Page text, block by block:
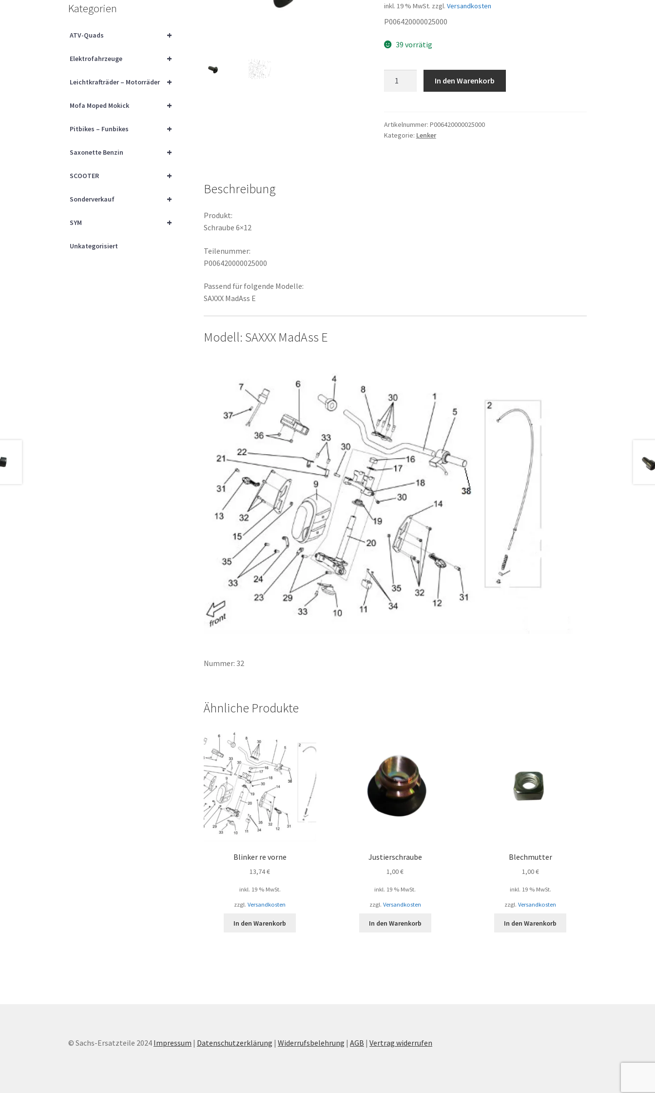
inkl. 19 % MwSt. zzgl. Versandkosten
P006420000025000
39 vorrätig
In den Warenkorb
Artikelnummer: P006420000025000
Kategorie: Lenker
Beschreibung
Produkt:
Schraube 6×12
Teilenummer:
P006420000025000
Passend für folgende Modelle:
SAXXX MadAss E
Modell: SAXXX MadAss E
Nummer: 32
Ähnliche Produkte
Blinker re vorne
13,74€
inkl. 19 % MwSt.
zzgl.Versandkosten
In den Warenkorb
Justierschraube
1,00€
inkl. 19 % MwSt.
zzgl. Versandkosten
In den Warenkorb
Blechmutter
1,00€
inkl. 19 % MwSt.
zzgl.Versandkosten
In den Warenkorb
Kategorien
+
ATV-Quads
+
Elektrofahrzeuge
+
Leichtkrafträder – Motorräder
+
Mofa Moped Mokick
+
Pitbikes – Funbikes
+
Saxonette Benzin
+
SCOOTER
+
Sonderverkauf
+
SYM
Unkategorisiert
© Sachs-Ersatzteile 2024 Impressum | Datenschutzerklärung |Widerrufsbelehrung |AGB |Vertrag widerrufen